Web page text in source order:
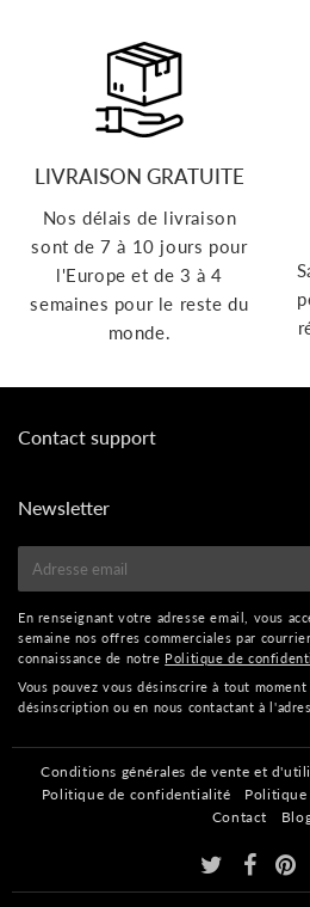
LIVRAISON GRATUITE
Nos délais de livraison
sont de 7 à 10 jours pour
l'Europe et de 3 à 4
semaines pour le reste du
monde.
Contact support
Newsletter
mail
En renseignant votre adresse email, vous
semaine nos offres commerciales par
connaissance de notre Politique de
Vous pouvez vous désinscrire à tout
désinscription ou en nous contactant à
Conditions générales de vente et
Politique de confidentialité
Contact